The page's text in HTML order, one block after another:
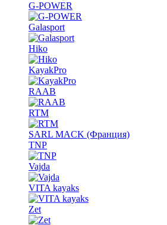
G-POWER
Galasport
Hiko
KayakPro
RAAB
RTM
SARL MACK (Франция)
TNP
Vajda
VITA kayaks
Zet